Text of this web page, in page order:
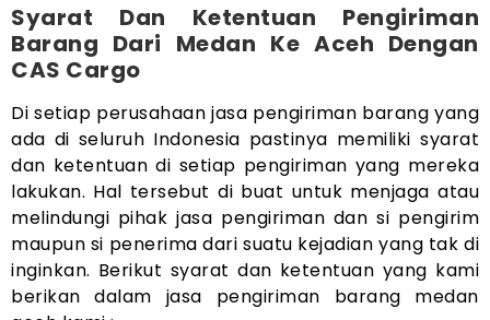
Syarat Dan Ketentuan Pengiriman
Barang Dari Medan Ke Aceh Dengan
CAS Cargo
Di setiap perusahaan jasa pengiriman barang yang
ada di seluruh Indonesia pastinya memiliki syarat
dan ketentuan di setiap pengiriman yang mereka
lakukan. Hal tersebut di buat untuk menjaga atau
melindungi pihak jasa pengiriman dan si pengirim
maupun si penerima dari suatu kejadian yang tak di
inginkan. Berikut syarat dan ketentuan yang kami
berikan dalam jasa pengiriman barang medan